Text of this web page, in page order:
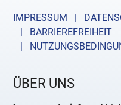
IMPRESSUM |
| BARRIEREFREIHEIT
|
ÜBER UNS